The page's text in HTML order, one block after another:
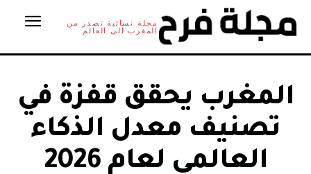
مجلة نسائية تصدر من
المغرب الى العالم
المغرب يحقق قفزة في
تصنيف معدل الذكاء
العالمي لعام 2026